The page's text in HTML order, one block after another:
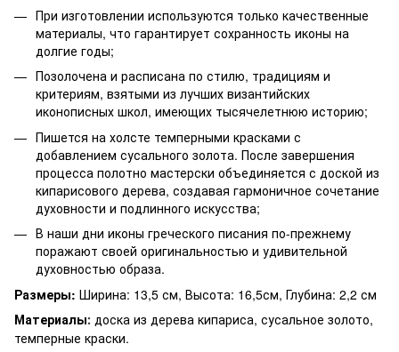
При изготовлении используются только качественные
материалы, что гарантирует сохранность иконы на
долгие годы;
Позолочена и расписана по стилю, традициям и
критериям, взятыми из лучших византийских
иконописных школ, имеющих тысячелетнюю историю;
Пишется на холсте темперными красками с
добавлением сусального золота. После завершения
процесса полотно мастерски объединяется с доской из
кипарисового дерева, создавая гармоничное сочетание
духовности и подлинного искусства;
В наши дни иконы греческого писания по-прежнему
поражают своей оригинальностью и удивительной
духовностью образа.
Размеры: Ширина: 13,5 см, Высота: 16,5см, Глубина: 2,2 см
Материалы: доска из дерева кипариса, сусальное золото,
темперные краски.